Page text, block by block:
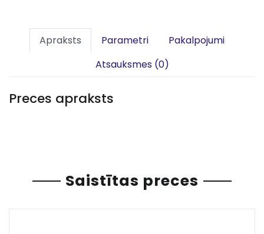
Apraksts Parametri
Pakalpojumi
Atsauksmes (0)
Preces apraksts
Saistītas preces